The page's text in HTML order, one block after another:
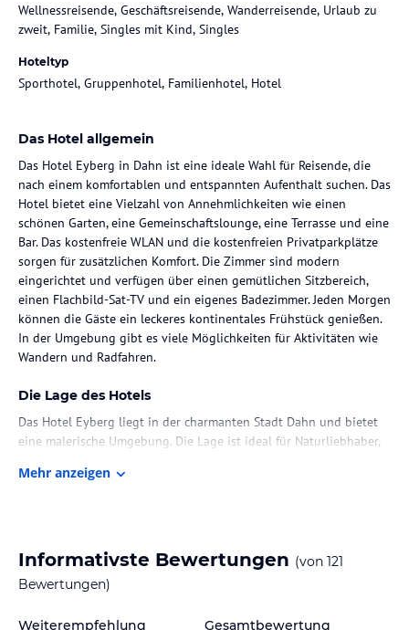
Wellnessreisende, Geschäftsreisende, Wanderreisende, Urlaub zu
zweit, Familie, Singles mit Kind, Singles
Hoteltyp
Sporthotel, Gruppenhotel, Familienhotel, Hotel
Das Hotel allgemein
Das Hotel Eyberg in Dahn ist eine ideale Wahl für Reisende, die
nach einem komfortablen und entspannten Aufenthalt suchen. Das
Hotel bietet eine Vielzahl von Annehmlichkeiten wie einen
schönen Garten, eine Gemeinschaftslounge, eine Terrasse und eine
Bar. Das kostenfreie WLAN und die kostenfreien Privatparkplätze
sorgen für zusätzlichen Komfort. Die Zimmer sind modern
eingerichtet und verfügen über einen gemütlichen Sitzbereich,
einen Flachbild-Sat-TV und ein eigenes Badezimmer. Jeden Morgen
können die Gäste ein leckeres kontinentales Frühstück genießen.
In der Umgebung gibt es viele Möglichkeiten für Aktivitäten wie
Wandern und Radfahren.
Die Lage des Hotels
Das Hotel Eyberg liegt in der charmanten Stadt Dahn und bietet
eine malerische Umgebung. Die Lage ist ideal für Naturliebhaber,
nächstgelegene Flughafen Karlsruhe/Baden-Baden ist ebenfalls
Die Zimmer im Hotel Eyberg sind modern und komfortabel
eingerichtet. Jedes Zimmer verfügt über einen gemütlichen
mit Haartrockner und Dusche. Die Zimmer sind mit hochwertiger
Mehr anzeigen
Informativste Bewertungen (von 121
Bewertungen)
Weiterempfehlung Gesamtbewertung